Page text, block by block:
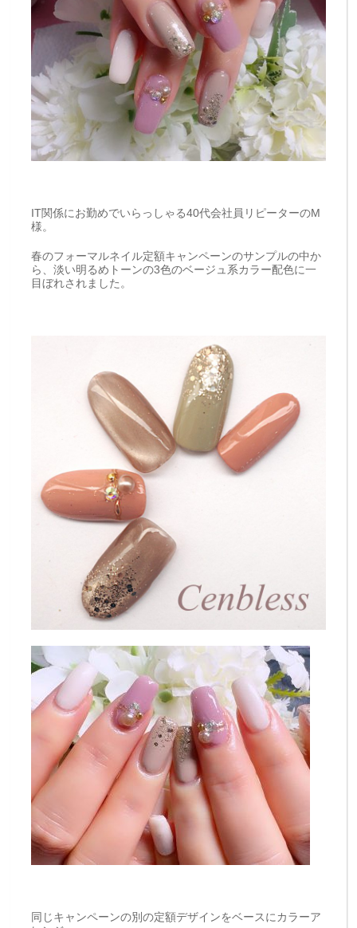
IT関係にお勤めでいらっしゃる40代会社員 リ ピーターのM
様。
春のフォーマルネイル定額キャンペーンのサンプルの中か
ら、淡い明 るめ トーンの3色のベージュ 系カラー配色に一
目ぼれさ れま した。
同じキャンペーンの別の定額デザインをベースにカラーア